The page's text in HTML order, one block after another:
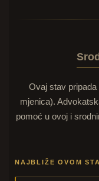
Ovaj stav pripada
mjenica).
pomoć u ovoj i
NAJBLIŽE OVOM